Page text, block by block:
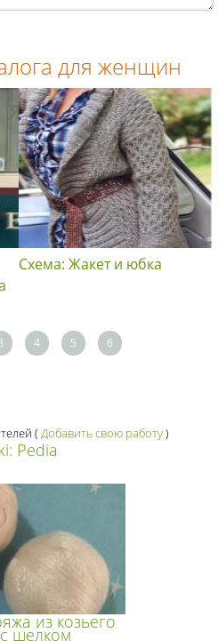
для женщин
Схема: Жакет и юбка
4 5 6
( Добавить свою работу)
Pedia
из козьего
шелком